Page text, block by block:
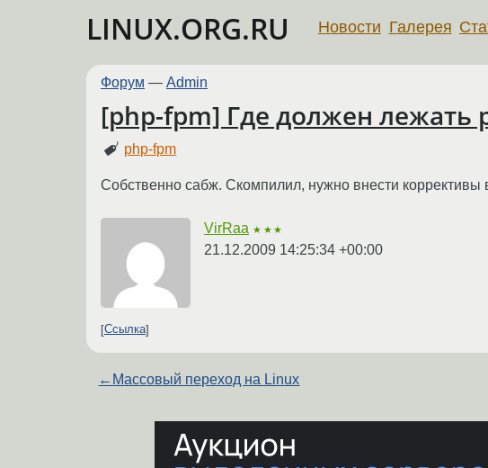
LINUX.ORG.RU Новости Галерея
Форум — Admin
[php-fpm] Где должен лежать
php-fpm
Собственно сабж. Скомпилил, нужно внести
VirRaa ★★★
21.12.2009 14:25:34 +00:00
Ссылка
← Массовый переход на Linux